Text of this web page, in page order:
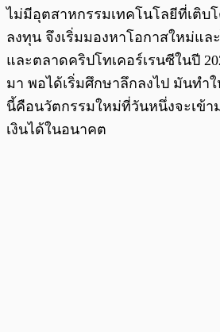
ไม่มีอุตสาหกรรมเทคโนโลยีที่เติบ
ลงทุน จึงเริ่มมองหาโอกาสใหม่แล
และตลาดคริปโทเคอร์เรนซีในปี
มา พอได้เริ่มศึกษาลึกลงไป มันทำ
นี้คือนวัตกรรมใหม่ที่วันหนึ่งจะเข้า
เงินได้ในอนาคต